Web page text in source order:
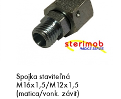
Spojka staviteľná
M16x1,5/M12x1,5
(matica/vonk. závit)